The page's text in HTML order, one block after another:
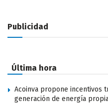
Publicidad
Última hora
Acoinva propone incentivos
generación de energía